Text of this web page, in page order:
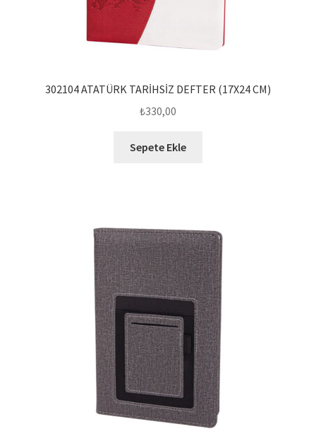
302104 ATATÜRK TARİHSİZ DEFTER (17X24 CM)
₺330,00
Sepete Ekle